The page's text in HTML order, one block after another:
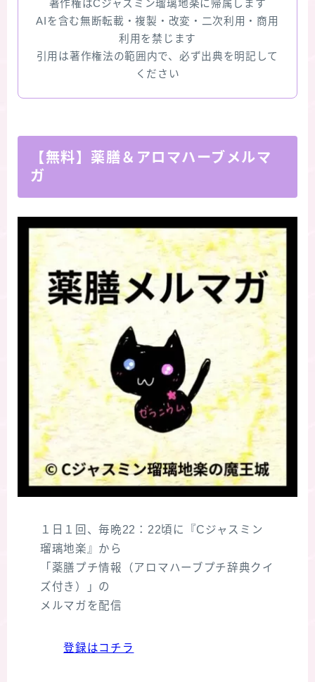
著作権はCジャスミン瑠璃地楽に帰属します
AIを含む無断転載・複製・改変・二次利用・商用
利用を禁じます
引用は著作権法の範囲内で、必ず出典を明記して
ください
【無料】薬膳＆アロマハーブメルマ
ガ
１日１回、毎晩22：22頃に『Cジャスミン
瑠璃地楽』から
「薬膳プチ情報（アロマハーブプチ辞典クイ
ズ付き）」の
メルマガを配信
登録はコチラ